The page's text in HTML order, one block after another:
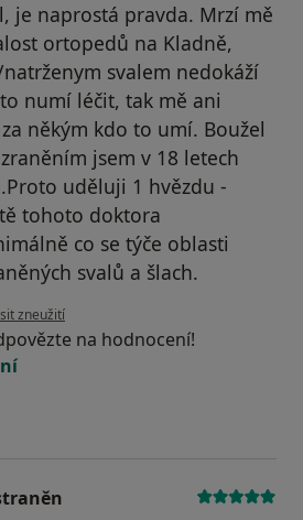
je naprostá pravda. Mrzí mě
ortopedů na Kladně,
svalem nedokáží
numí léčit, tak mě ani
někým kdo to umí. Boužel
jsem v 18 letech
uděluji 1 hvězdu -
tohoto doktora
co se týče oblasti
svalů a šlach.
uživatele Váš účet byl odstraněn
zneužití
na hodnocení!